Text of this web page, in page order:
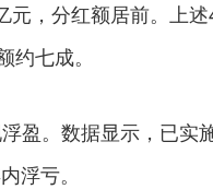
，分红额居前。上
七成。
盈。数据显示，已实
浮亏。